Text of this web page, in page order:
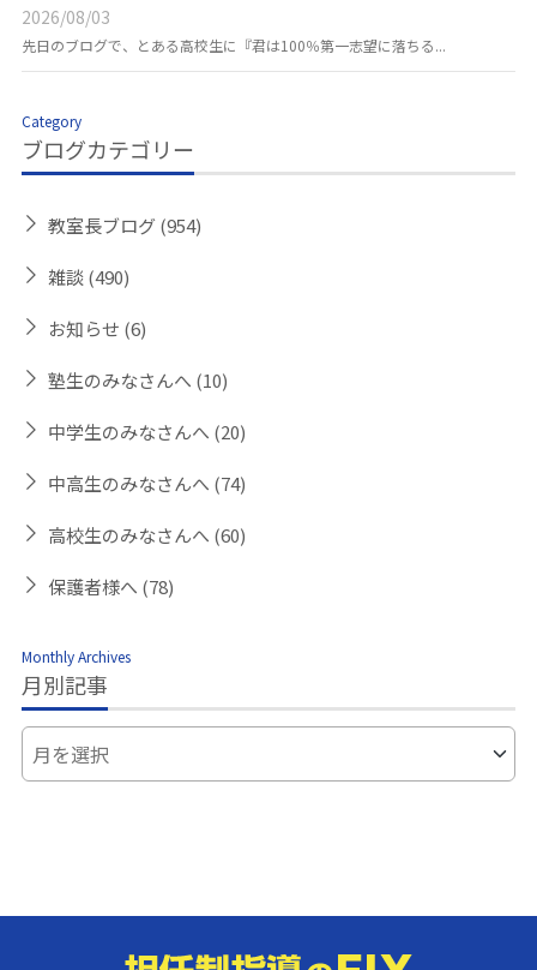
2026/08/03
先日のブログで、とある高校生に『君は100％第一志望に落ちる...
Category
ブログカテゴリー
教室長ブログ(954)
雑談(490)
お知らせ (6)
塾生のみなさんへ (10)
中学生のみなさんへ (20)
中高生のみなさんへ (74)
高校生のみなさんへ (60)
保護者様へ (78)
Monthly Archives
月別記事